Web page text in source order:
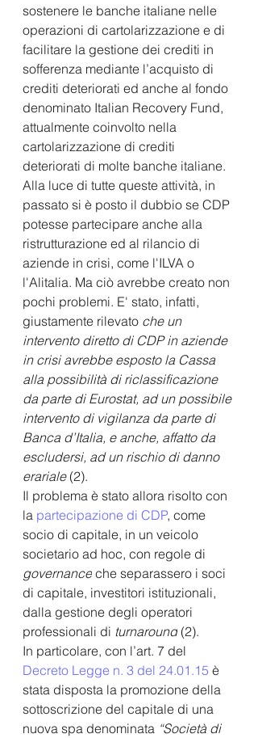
sostenere le banche italiane nelle
operazioni di cartolarizzazione e di
facilitare la gestione dei crediti in
sofferenza mediante l’acquisto di
crediti deteriorati ed anche al fondo
denominato Italian Recovery Fund,
attualmente coinvolto nella
cartolarizzazione di crediti
deteriorati di molte banche italiane.
Alla luce di tutte queste attività, in
passato si è posto il dubbio se CDP
potesse partecipare anche alla
ristrutturazione ed al rilancio di
aziende in crisi, come l'ILVA o
l'Alitalia. Ma ciò avrebbe creato non
pochi problemi. E' stato, infatti,
giustamente rilevato che un
intervento diretto di CDP in aziende
in crisi avrebbe esposto la Cassa
alla possibilità di riclassificazione
da parte di Eurostat, ad un possibile
intervento di vigilanza da parte di
Banca d’Italia, e anche, affatto da
escludersi, ad un rischio di danno
erariale (2).
Il problema è stato allora risolto con
la partecipazione di CDP, come
socio di capitale, in un veicolo
societario ad hoc, con regole di
governance che separassero i soci
di capitale, investitori istituzionali,
dalla gestione degli operatori
professionali di turnaround (2).
In particolare, con l’art. 7 del
Decreto Legge n. 3 del 24.01.15 è
stata disposta la promozione della
sottoscrizione del capitale di una
nuova spa denominata “Società di